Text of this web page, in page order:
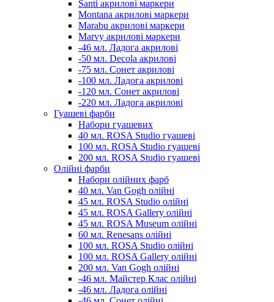
Santi акрилові маркери
Montana акрилові маркери
Marabu акрилові маркери
Marvy акрилові маркери
-46 мл. Ладога акрилові
-50 мл. Decola акрилові
-75 мл. Сонет акрилові
-100 мл. Ладога акрилові
-120 мл. Сонет акрилові
-220 мл. Ладога акрилові
Гуашеві фарби
Набори гуашевих
40 мл. ROSA Studio гуашеві
100 мл. ROSA Studio гуашеві
200 мл. ROSA Studio гуашеві
Олійні фарби
Набори олійних фарб
40 мл. Van Gogh олійні
45 мл. ROSA Studio олійні
45 мл. ROSA Gallery олійні
45 мл. ROSA Museum олійні
60 мл. Renesans олійні
100 мл. ROSA Studio олійні
100 мл. ROSA Gallery олійні
200 мл. Van Gogh олійні
-46 мл. Майстер Клас олійні
-46 мл. Ладога олійні